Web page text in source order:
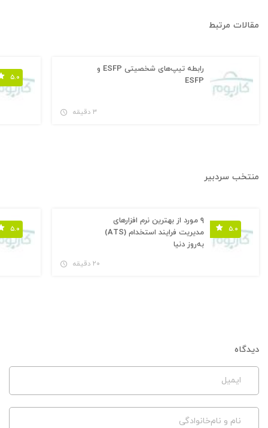
مقالات مرتبط
رابطه تیپ‌های شخصیتی ESFP و
ESFP
۳ دقیقه
۵.۰
منتخب سردبیر
۵.۰
۹ مورد از بهترین نرم افزارهای
مدیریت فرایند استخدام (ATS)
به‌روز دنیا
۲۰ دقیقه
۵.۰
دیدگاه
ایمیل
نام و نام‌خانوادگی